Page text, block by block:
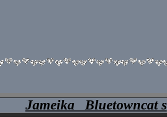
Jameika Bluetowncat s